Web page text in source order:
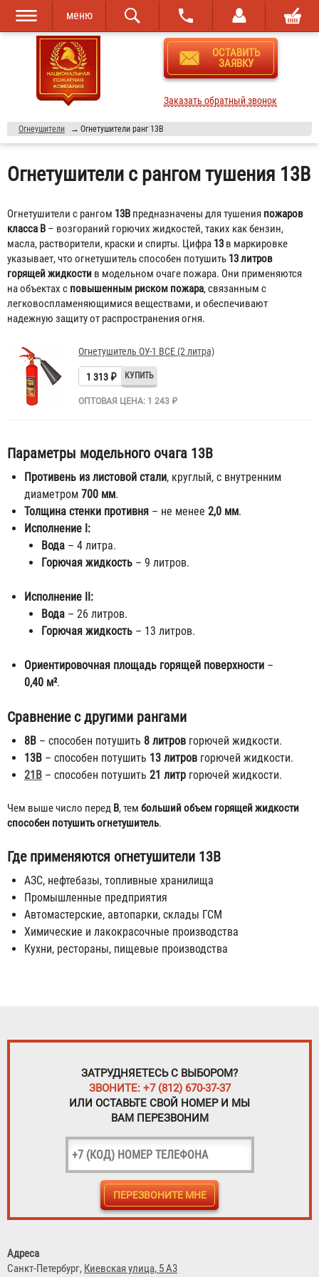
Перейти к
основному
содержанию
Skip to
navigation
меню
ОСТАВИТЬ
ЗАЯВКУ
Заказать обратный звонок
Огнеушители → Огнетушители ранг 13В
Огнетушители с рангом тушения 13В
Огнетушители с рангом 13В предназначены для тушения пожаров
класса В – возгораний горючих жидкостей, таких как бензин,
масла, растворители, краски и спирты. Цифра 13 в маркировке
указывает, что огнетушитель способен потушить 13 литров
горящей жидкости в модельном очаге пожара. Они применяются
на объектах с повышенным риском пожара, связанным с
легковоспламеняющимися веществами, и обеспечивают
надежную защиту от распространения огня.
Огнетушитель ОУ-1 BCE (2 литра)
1 313 ₽
ОПТОВАЯ ЦЕНА: 1 243 ₽
Параметры модельного очага 13В
Противень из листовой стали, круглый, с внутренним
диаметром 700 мм.
Толщина стенки противня – не менее 2,0 мм.
Исполнение I:
Вода – 4 литра.
Горючая жидкость – 9 литров.
Исполнение II:
Вода – 26 литров.
Горючая жидкость – 13 литров.
Ориентировочная площадь горящей поверхности –
0,40 м².
Сравнение с другими рангами
8В – способен потушить 8 литров горючей жидкости.
13В – способен потушить 13 литров горючей жидкости.
21В – способен потушить 21 литр горючей жидкости.
Чем выше число перед В, тем больший объем горящей жидкости
способен потушить огнетушитель.
Где применяются огнетушители 13В
АЗС, нефтебазы, топливные хранилища
Промышленные предприятия
Автомастерские, автопарки, склады ГСМ
Химические и лакокрасочные производства
Кухни, рестораны, пищевые производства
ЗАТРУДНЯЕТЕСЬ С ВЫБОРОМ?
ЗВОНИТЕ: +7 (812) 670-37-37
ИЛИ ОСТАВЬТЕ СВОЙ НОМЕР И МЫ
ВАМ ПЕРЕЗВОНИМ
Адреса
Санкт-Петербург, Киевская улица, 5 А3